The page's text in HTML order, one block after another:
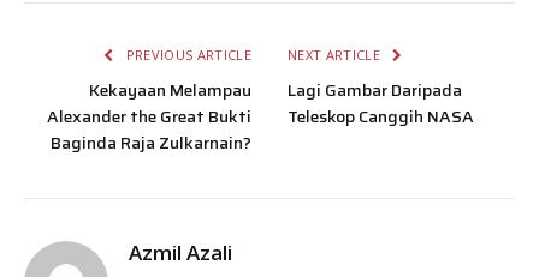
PREVIOUS ARTICLE
Kekayaan Melampau
Alexander the Great Bukti
Baginda Raja Zulkarnain?
NEXT ARTICLE
Lagi Gambar Daripada
Teleskop Canggih NASA
Azmil Azali